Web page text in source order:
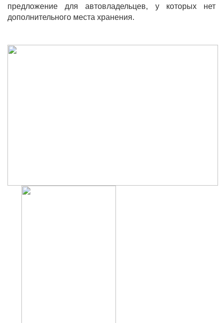
предложение для автовладельцев, у которых нет
дополнительного места хранения.